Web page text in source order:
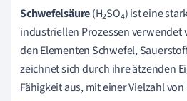
Schwefelsäure(H2SO4) ist eine
industriellen Prozessen verwendet
den Elementen Schwefel,
zeichnet sich durch ihre ätzenden
Fähigkeit aus, mit einer Vielzahl